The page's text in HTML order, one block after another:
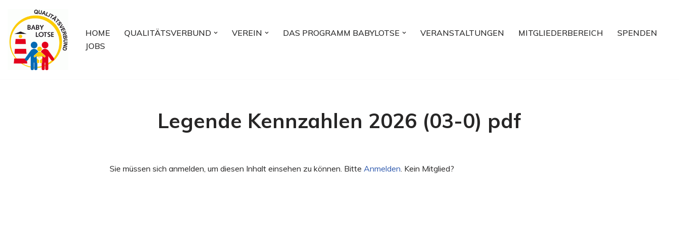
Zum
Inhalt
springen
HOME QUALITÄTSVERBUND VEREIN DAS PROGRAMM BABYLOTSE VERANSTALTUNGEN MITGLIEDERBEREICH
SPENDEN
JOBS
Legende Kennzahlen 2026 (03-0) pdf
Sie müssen sich anmelden, um diesen Inhalt einsehen zu können. Bitte Anmelden . Kein Mitglied?